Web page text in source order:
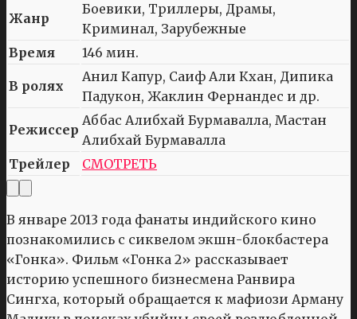
Жанр
Боевики, Триллеры, Драмы,
Криминал, Зарубежные
Время
146 мин.
В ролях
Анил Капур, Саиф Али Кхан, Дипика
Падукон, Жаклин Фернандес и др.
Режиссер
Аббас Алибхай Бурмавалла, Мастан
Алибхай Бурмавалла
Трейлер
СМОТРЕТЬ
В январе 2013 года фанаты индийского кино
познакомились с сиквелом экшн-блокбастера
«Гонка». Фильм «Гонка 2» рассказывает
историю успешного бизнесмена Ранвира
Сингха, который обращается к мафиози Арману